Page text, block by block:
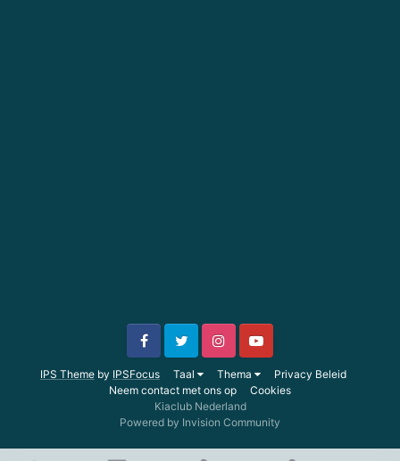
IPS Theme by IPSFocus Taal Thema
Privacy Beleid
Neem contact met ons op
Cookies
Kiaclub Nederland
Powered by Invision Community